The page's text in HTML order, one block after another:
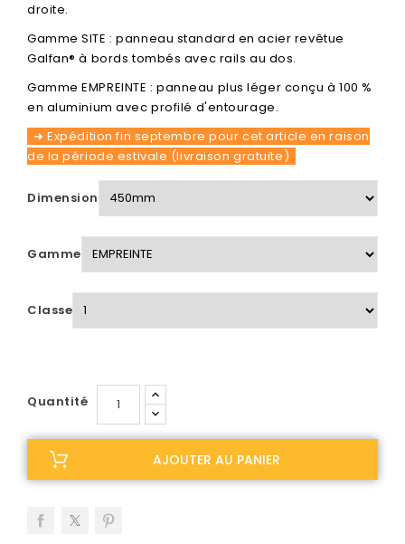
droite.
Gamme SITE : panneau standard en acier revêtue
Galfan® à bords tombés avec rails au dos.
Gamme EMPREINTE : panneau plus léger conçu à 100 %
en aluminium avec profilé d'entourage.
➜ Expédition fin septembre pour cet article en raison
de la période estivale (livraison gratuite)
Dimension
Gamme
Classe
Quantité
AJOUTER AU PANIER